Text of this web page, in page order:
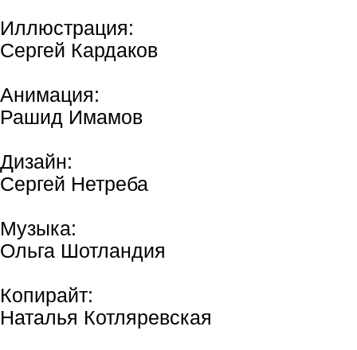
Иллюстрация:
Сергей Кардаков
Анимация:
Рашид Имамов
Дизайн:
Сергей Нетреба
Музыка:
Ольга Шотландия
Копирайт:
Наталья Котляревская